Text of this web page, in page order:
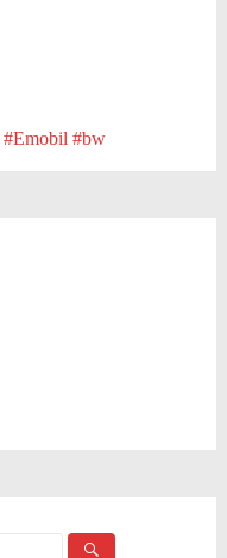
#Emobil #bw